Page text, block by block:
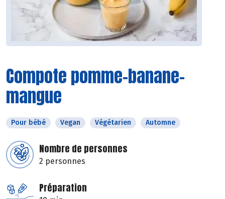
Compote pomme-banane-
mangue
Pour bébé Vegan Végétarien Automne
Nombre de personnes
2 personnes
Préparation